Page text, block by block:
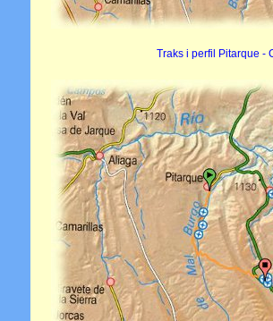
Traks i perfil Pitarque -